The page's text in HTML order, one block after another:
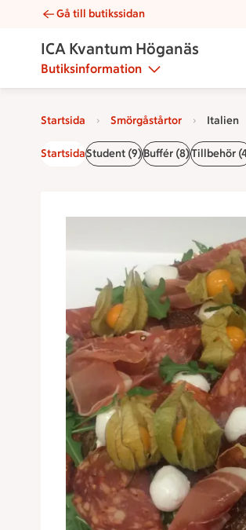
Italien | Catering ICA Kvantum Höganäs
Gå till butikssidan
ICA Kvantum Höganäs
Butiksinformation
Startsida Smörgåstårtor Italien
StartsidaStudent (9)Buffér (8)Tillbehör